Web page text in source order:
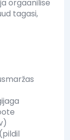
orgaanilise
tagasi,